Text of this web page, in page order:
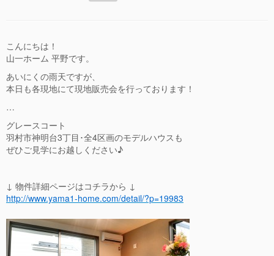
こんにちは！
山一ホーム 平野です。
あいにくの雨天ですが、
本日も各現地にて現地販売会を行っております！
…
グレースコート
羽村市神明台3丁目･全4区画のモデルハウスも
ぜひご見学にお越しください♪
↓ 物件詳細ページはコチラから ↓
http://www.yama1-home.com/detail/?p=19983